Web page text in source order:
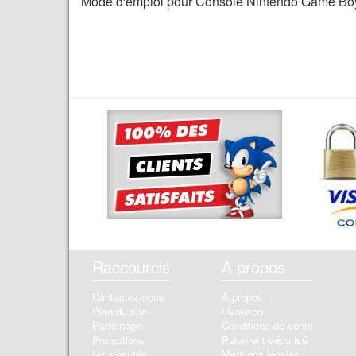
Raccourcis
Contactez-nous
Plan du site
Parrainage
Promotions
A propos
A propos
Livraison
Conditions de vente
Paiement sécurisé